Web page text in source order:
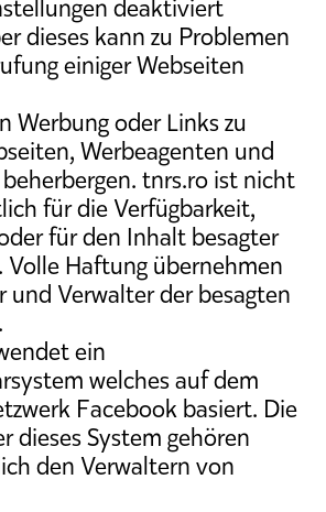
deaktiviert
dieses kann zu Problemen
einiger Webseiten
Werbung oder Links zu
Werbeagenten und
tnrs.ro ist nicht
für die Verfügbarkeit,
für den Inhalt besagter
Volle Haftung übernehmen
und Verwalter der besagten
ein
welches auf dem
Facebook basiert. Die
dieses System gehören
den Verwaltern von